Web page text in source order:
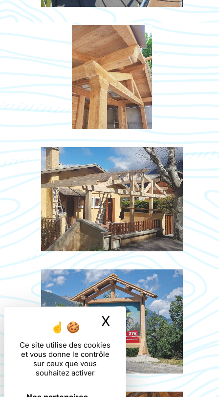
Ce site utilise des cookies
et vous donne le contrôle
sur ceux que vous
souhaitez activer
X Masquer le